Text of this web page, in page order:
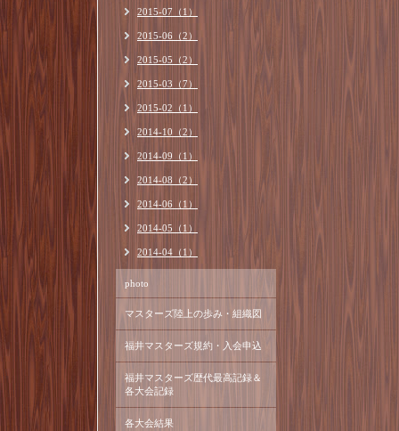
2015-07（1）
2015-06（2）
2015-05（2）
2015-03（7）
2015-02（1）
2014-10（2）
2014-09（1）
2014-08（2）
2014-06（1）
2014-05（1）
2014-04（1）
photo
マスターズ陸上の歩み・組織図
福井マスターズ規約・入会申込
福井マスターズ歴代最高記録＆
各大会記録
各大会結果